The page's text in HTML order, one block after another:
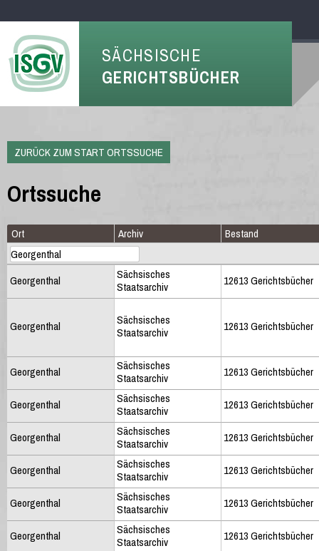
SÄCHSISCHE
GERICHTSBÜCHER
ZURÜCK ZUM START ORTSSUCHE
Ortssuche
Ort Archiv Bestand
Georgenthal
Sächsisches
Staatsarchiv
12613 Gerichtsbücher
Georgenthal
Sächsisches
Staatsarchiv
12613 Gerichtsbücher
Georgenthal
Sächsisches
Staatsarchiv
12613 Gerichtsbücher
Georgenthal
Sächsisches
Staatsarchiv
12613 Gerichtsbücher
Georgenthal
Sächsisches
Staatsarchiv
12613 Gerichtsbücher
Georgenthal
Sächsisches
Staatsarchiv
12613 Gerichtsbücher
Georgenthal
Sächsisches
Staatsarchiv
12613 Gerichtsbücher
Georgenthal
Sächsisches
Staatsarchiv
12613 Gerichtsbücher